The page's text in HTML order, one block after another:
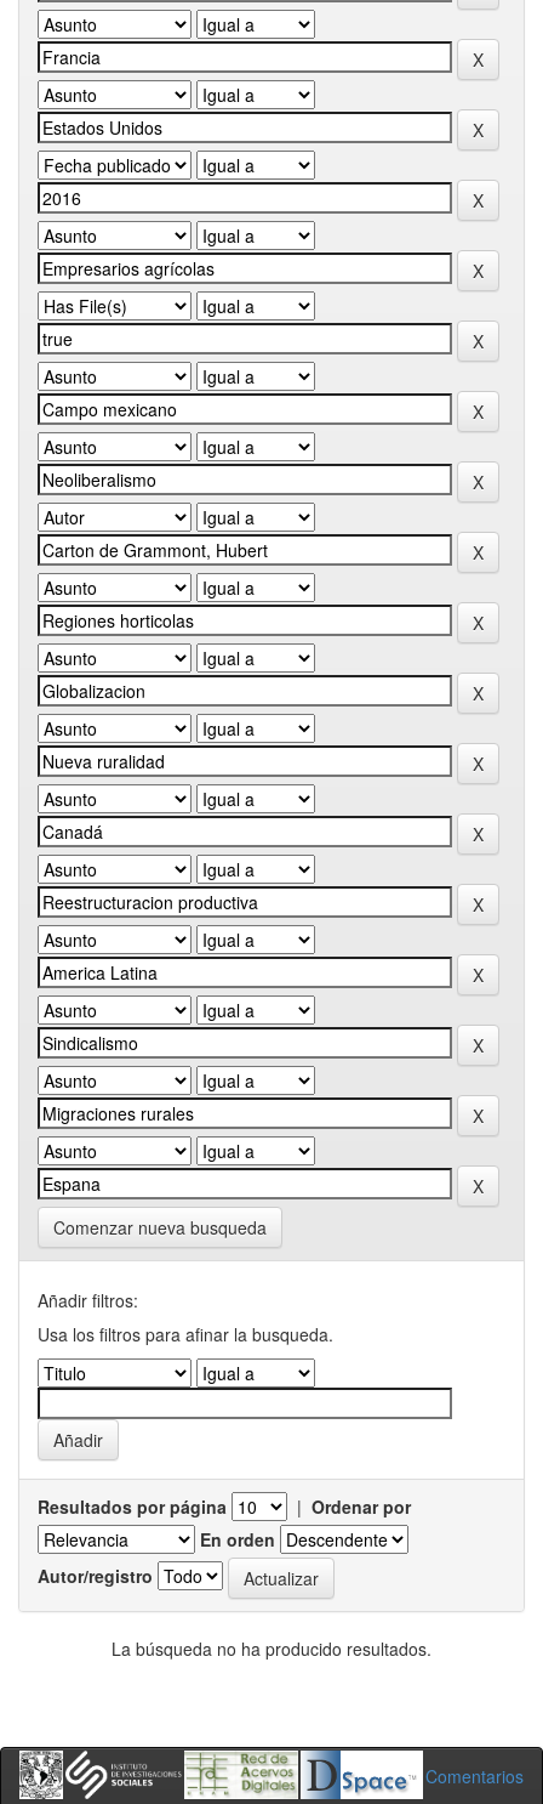
Comenzar nueva busqueda
Añadir filtros:
Usa los filtros para afinar la busqueda.
Resultados por página | Ordenar por
En orden
Autor/registro
La búsqueda no ha producido resultados.
Comentarios